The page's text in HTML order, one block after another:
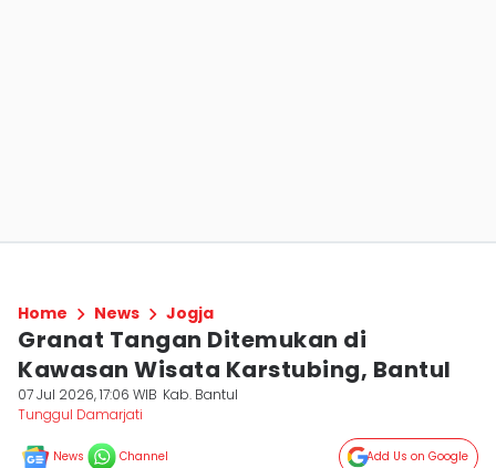
Home News Jogja
Granat Tangan Ditemukan di
Kawasan Wisata Karstubing, Bantul
07 Jul 2026, 17:06 WIB Kab. Bantul
Tunggul Damarjati
News Channel Add Us on Google